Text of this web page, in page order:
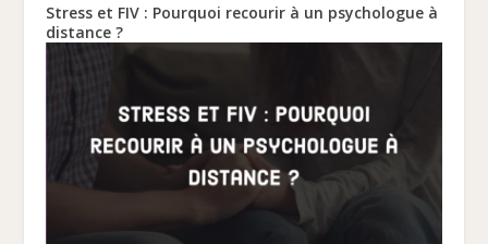
Stress et FIV : Pourquoi recourir à un psychologue à
distance ?